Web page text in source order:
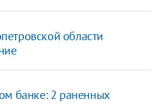
области
банке: 2 раненных